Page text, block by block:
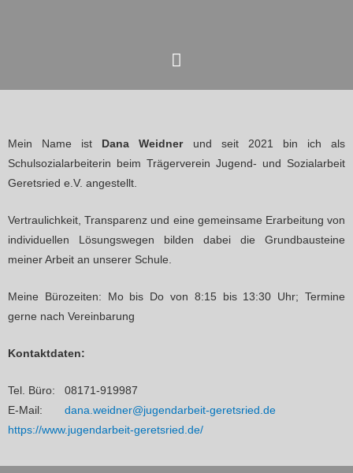
Mein Name ist Dana Weidnerund seit 2021 bin ich als
Schulsozialarbeiterin beim Trägerverein Jugend- und Sozialarbeit
Geretsried e.V. angestellt.
Vertraulichkeit, Transparenz und eine gemeinsame Erarbeitung von
individuellen Lösungswegen bilden dabei die Grundbausteine
meiner Arbeit an unserer Schule.
Meine Bürozeiten: Mo bis Do von 8:15 bis 13:30 Uhr; Termine
gerne nach Vereinbarung
Kontaktdaten:
Tel. Büro: 08171-919987
E-Mail: dana.weidner@jugendarbeit-geretsried.de
https://www.jugendarbeit-geretsried.de/